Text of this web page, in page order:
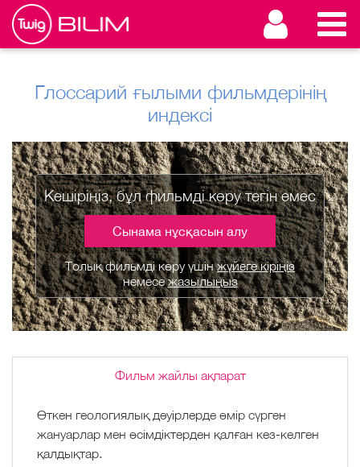
Глоссарий ғылыми фильмдерінің
индексі
Кешіріңіз, бұл фильмді көру тегін емес
Сынама нұсқасын алу
Толық фильмді көру үшінжүйеге кіріңіз
немесежазылыңыз
Фильм жайлы ақпарат
Өткен геологиялық дәуірлерде өмір сүрген
жануарлар мен өсімдіктерден қалған кез-келген
қалдықтар.